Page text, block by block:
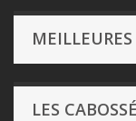
LES